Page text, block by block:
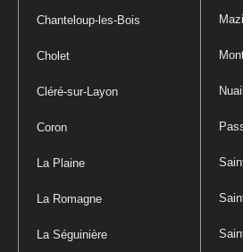
Chanteloup-les-Bois
Cholet
Cléré-sur-Layon
Coron
La Plaine
La Romagne
La Séguinière